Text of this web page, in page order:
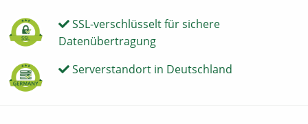
SSL-verschlüsselt für sichere
Datenübertragung
Serverstandort in Deutschland